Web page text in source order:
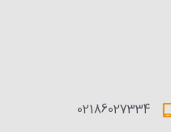
02186027334